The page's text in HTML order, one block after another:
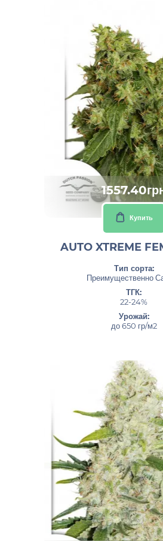
Купить
AUTO XTREME
Тип сорта:
Преимущественно
ТГК:
22-24%
Урожай:
до 650 гр/м2